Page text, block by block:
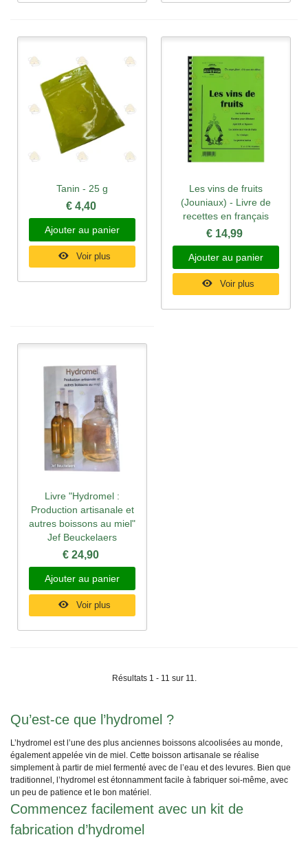
Tanin - 25 g
€ 4,40
Ajouter au panier
Voir plus
Les vins de fruits
(Jouniaux) - Livre de
recettes en français
€ 14,99
Ajouter au panier
Voir plus
Livre "Hydromel :
Production artisanale et
autres boissons au miel"
Jef Beuckelaers
€ 24,90
Ajouter au panier
Voir plus
Résultats 1 - 11 sur 11.
Qu’est-ce que l’hydromel ?
L’hydromel est l’une des plus anciennes boissons alcoolisées au monde,
également appelée vin de miel. Cette boisson artisanale se réalise
simplement à partir de miel fermenté avec de l’eau et des levures. Bien que
traditionnel, l’hydromel est étonnamment facile à fabriquer soi-même, avec
un peu de patience et le bon matériel.
Commencez facilement avec un kit de
fabrication d’hydromel